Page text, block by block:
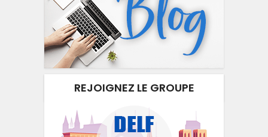
REJOIGNEZ LE GROUPE